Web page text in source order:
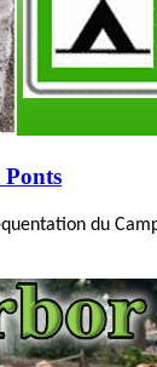
Ponts
du